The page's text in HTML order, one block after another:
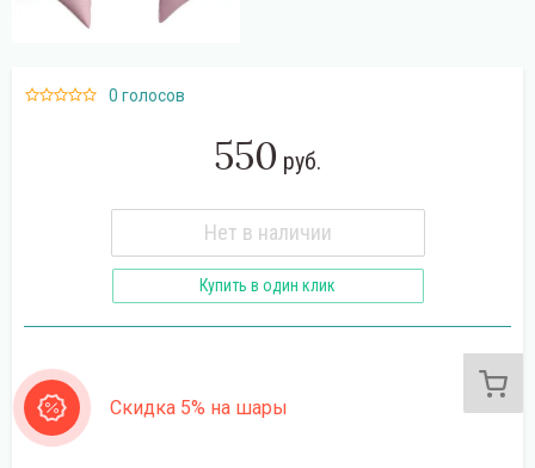
0 голосов
550 руб.
Нет в наличии
Купить в один клик
Скидка 5% на шары